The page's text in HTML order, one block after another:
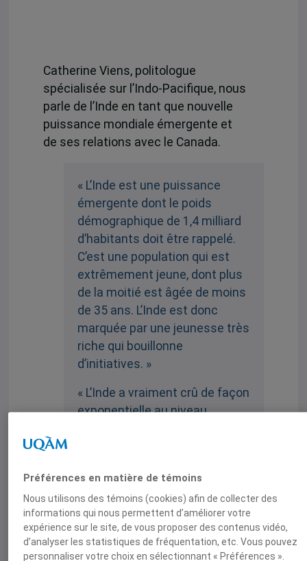
Catherine Viens, politologue
spécialisée sur l’Indo-Pacifique, nous
parl e de l ’Inde en tant que nouvelle
puissance mondiale émergente et
de ses relations avec le Canada.
« L’Inde est une puissance
émergente dont le poids
démographique de 1,4 milliard
d’habitants doit être rappelé.
C’est une population qui est
extrêmement jeune, dont plus
de la moitié est âgée de moins
de 35 ans. L’Inde est donc
marquée par une jeunesse très
riche qui bouillonne
d’initiatives. »
« L’Inde a vraiment crû de façon
exponentielle au niveau
géographique. L’Inde se
positionne comme étant un
acteur clé dans l’Indo-
Pacifique. »
Préférences en matière de témoins
Nous utilisons des témoins (cookies) afin de collecter des
informations qui nous permettent d’améliorer votre
expérience sur le site, de vous proposer des contenus vidéo,
d’analyser les statistiques de fréquentation, etc. Vous pouvez
personnaliser votre choix en sélectionnant « Préférences ».